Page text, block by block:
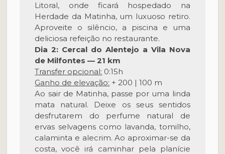
Litoral, onde ficará hospedado na
Herdade da Matinha, um luxuoso retiro.
Aproveite o silêncio, a piscina e uma
deliciosa refeição no restaurante.
Dia 2: Cercal do Alentejo a Vila Nova
de Milfontes — 21 km
Transfer opcional: 0:15h
Ganho de elevação: + 200 | 100 m
Ao sair de Matinha, passe por uma linda
mata natural. Deixe os seus sentidos
desfrutarem do perfume natural de
ervas selvagens como lavanda, tomilho,
calaminta e alecrim. Ao aproximar-se da
costa, você irá caminhar pela planície